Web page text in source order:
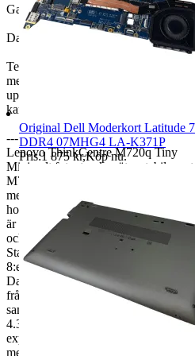
Garanti: 6 Månaders Garanti
Datorn levereras startklar! :)
Teknikfronten Sverige AB levererar
med en helt ny installation och
uppdateringar och drivrutiner är
kan börja använda datorn direkt.
---
Lenovo ThinkCentre M720q Tiny
Minimalt fotavtryck möter stabil
M720q Tiny liten stationär dator är
med ett kompakt chassi som kan
horisontellt och vertikalt. Chassit
är testad efter militärstandard för att
och prestanda under krävande
Star 7.0-miljöcertifiering, vilket
8:e generationens kraft
Datorn är utrustad med en kraftfull
från Coffee Lake-familjen som kan
samtidigt utan problem. Vid behov
4.3GHz-turboläge för extra
expanderas till 64GB) och
medföljer.
Original Dell Moderkort Latitude
DDR4 07MHG4 LA-K371P
Pris:1 875 kr,Köp nu.